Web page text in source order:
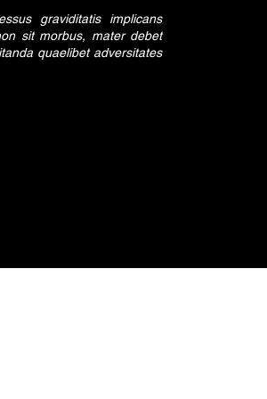
graviditatis implicans
sit morbus, mater debet
quaelibet adversitates